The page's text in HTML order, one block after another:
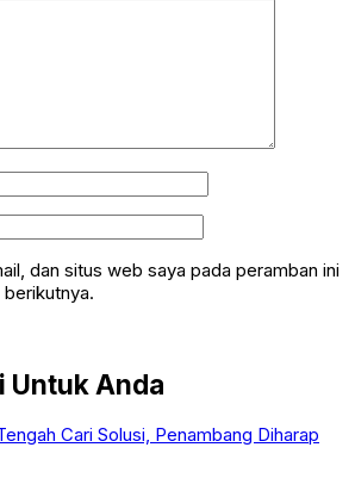
dan situs web saya pada peramban ini
Untuk Anda